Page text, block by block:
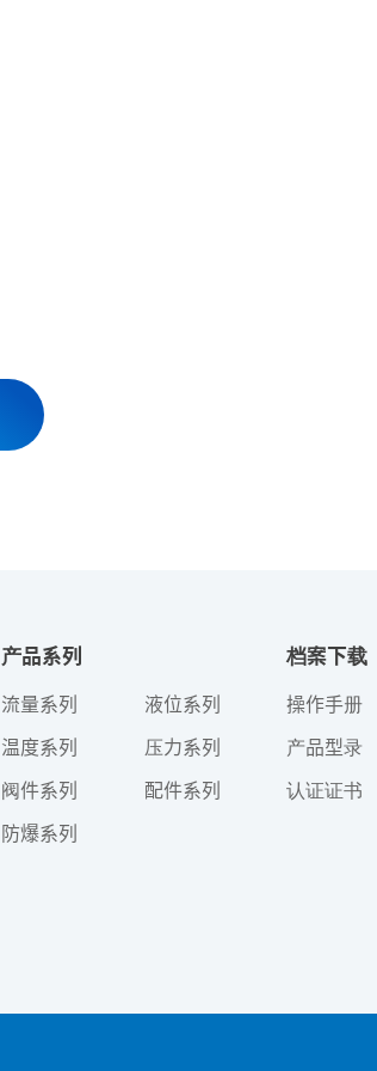
产品系列
流量系列
液位系列
温度系列
压力系列
阀件系列
配件系列
防爆系列
档案下载
操作手册
产品型录
认证证书